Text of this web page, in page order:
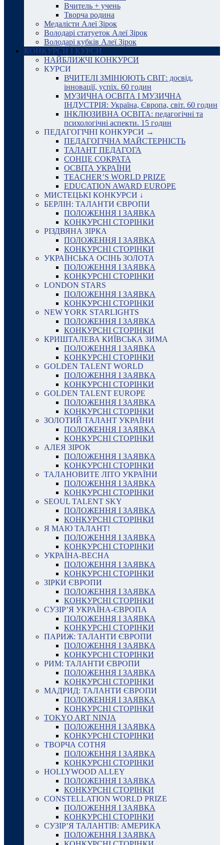
Вчитель + учень
Творча родина
Медалісти Алеї Зірок
Володарі статуеток Алеї Зірок
Володарі кубків Алеї Зірок
КОНКУРСИ І КУРСИ
НАЙБЛИЖЧІ КОНКУРСИ
КУРСИ
ВЧИТЕЛІ ЗМІНЮЮТЬ СВІТ: досвід,
інновації, успіх. 60 годин
МУЗИЧНА ОСВІТА І МУЗИЧНА
ІНДУСТРІЯ: Україна, Європа, світ. 60 годин
ІНКЛЮЗИВНА ОСВІТА: педагогічні та
психологічні аспекти. 15 годин
ПЕДАГОГІЧНІ КОНКУРСИ →
ПЕДАГОГІЧНА МАЙСТЕРНІСТЬ
ТАЛАНТ ПЕДАГОГА
СОНЦЕ СОКРАТА
ОСВІТА УКРАЇНИ
TEACHER’S WORLD PRIZE
EDUCATION AWARD EUROPE
МИСТЕЦЬКІ КОНКУРСИ ↓
БЕРЛІН: ТАЛАНТИ ЄВРОПИ
ПОЛОЖЕННЯ І ЗАЯВКА
КОНКУРСНІ СТОРІНКИ
РІЗДВЯНА ЗІРКА
ПОЛОЖЕННЯ І ЗАЯВКА
КОНКУРСНІ СТОРІНКИ
УКРАЇНСЬКА ОСІНЬ ЗОЛОТА
ПОЛОЖЕННЯ І ЗАЯВКА
КОНКУРСНІ СТОРІНКИ
LONDON STARS
ПОЛОЖЕННЯ І ЗАЯВКА
КОНКУРСНІ СТОРІНКИ
NEW YORK STARLIGHTS
ПОЛОЖЕННЯ І ЗАЯВКА
КОНКУРСНІ СТОРІНКИ
КРИШТАЛЕВА КИЇВСЬКА ЗИМА
ПОЛОЖЕННЯ І ЗАЯВКА
КОНКУРСНІ СТОРІНКИ
GOLDEN TALENT WORLD
ПОЛОЖЕННЯ І ЗАЯВКА
КОНКУРСНІ СТОРІНКИ
GOLDEN TALENT EUROPE
ПОЛОЖЕННЯ І ЗАЯВКА
КОНКУРСНІ СТОРІНКИ
ЗОЛОТИЙ ТАЛАНТ УКРАЇНИ
ПОЛОЖЕННЯ І ЗАЯВКА
КОНКУРСНІ СТОРІНКИ
АЛЕЯ ЗІРОК
ПОЛОЖЕННЯ І ЗАЯВКА
КОНКУРСНІ СТОРІНКИ
ТАЛАНОВИТЕ ЛІТО УКРАЇНИ
ПОЛОЖЕННЯ І ЗАЯВКА
КОНКУРСНІ СТОРІНКИ
SEOUL TALENT SKY
ПОЛОЖЕННЯ І ЗАЯВКА
КОНКУРСНІ СТОРІНКИ
Я МАЮ ТАЛАНТ!
ПОЛОЖЕННЯ І ЗАЯВКА
КОНКУРСНІ СТОРІНКИ
УКРАЇНА-ВЕСНА
ПОЛОЖЕННЯ І ЗАЯВКА
КОНКУРСНІ СТОРІНКИ
ЗІРКИ ЄВРОПИ
ПОЛОЖЕННЯ І ЗАЯВКА
КОНКУРСНІ СТОРІНКИ
СУЗІР’Я УКРАЇНА-ЄВРОПА
ПОЛОЖЕННЯ І ЗАЯВКА
КОНКУРСНІ СТОРІНКИ
ПАРИЖ: ТАЛАНТИ ЄВРОПИ
ПОЛОЖЕННЯ І ЗАЯВКА
КОНКУРСНІ СТОРІНКИ
РИМ: ТАЛАНТИ ЄВРОПИ
ПОЛОЖЕННЯ І ЗАЯВКА
КОНКУРСНІ СТОРІНКИ
МАДРИД: ТАЛАНТИ ЄВРОПИ
ПОЛОЖЕННЯ І ЗАЯВКА
КОНКУРСНІ СТОРІНКИ
TOKYO ART NINJA
ПОЛОЖЕННЯ І ЗАЯВКА
КОНКУРСНІ СТОРІНКИ
ТВОРЧА СОТНЯ
ПОЛОЖЕННЯ І ЗАЯВКА
КОНКУРСНІ СТОРІНКИ
HOLLYWOOD ALLEY
ПОЛОЖЕННЯ І ЗАЯВКА
КОНКУРСНІ СТОРІНКИ
CONSTELLATION WORLD PRIZE
ПОЛОЖЕННЯ І ЗАЯВКА
КОНКУРСНІ СТОРІНКИ
СУЗІР’Я ТАЛАНТІВ: АМЕРИКА
ПОЛОЖЕННЯ І ЗАЯВКА